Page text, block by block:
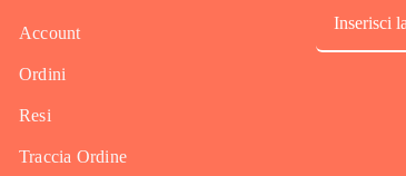
Account
Ordini
Resi
Traccia Ordine